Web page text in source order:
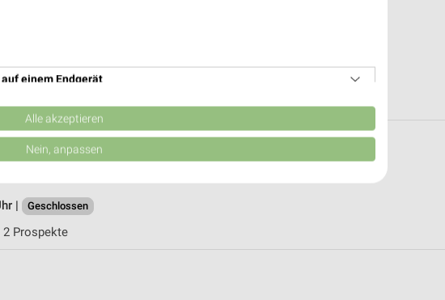
| Geschlossen
|
Geschlossen
2 Prospekte
einem Endgerät
Werbeanzeigen
Inhalten
Alle akzeptieren
Nein, anpassen